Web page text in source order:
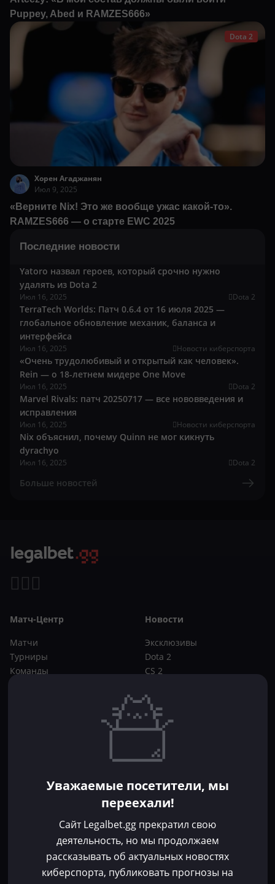
Puppey, Abed и RAMZES666»
Dota 2
Хорен Агаджанян
Июл 9, 2025
«Верните Nix! Это же вообще ужас какой-то».
RAMZES666 — о старте EWC 2025
Последние новости
Yatoro назвал героев, который срочно нужно
удалять из Dota 2
Июл 16, 2025 Dota 2
TerraTech Worlds: Патч 0.6.4 от 16 июля 2025 —
глобальное обновление механик, баланса и
интерфейса
Июл 16, 2025 Новости киберспорта
«Очень трудолюбивый и открытый как человек».
Rein — о 18-летнем мидере One Move
Июл 16, 2025 Dota 2
Marvel Rivals: патч 20250717 — все нововведения и
исправления
Июл 16, 2025 Новости киберспорта
Nix объяснил, почему Quinn не мог кикнуть
dyrachyo
Июл 16, 2025 Dota 2
Больше новостей
Матч-Центр
Матчи
Турниры
Команды
Новости
Эксклюзивы
Dota 2
CS 2
Букмекеры
CS 2
Фрибеты
Без депозита
Контакты
Уважаемые посетители, мы
переехали!
Сайт Legalbet.gg прекратил свою
деятельность, но мы продолжаем
рассказывать об актуальных новостях
киберспорта, публиковать прогнозы на